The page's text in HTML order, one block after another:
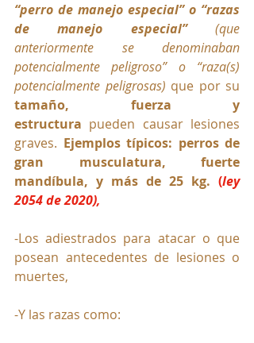
“perro de manejo especial” o “razas
de manejo especial” (que
anteriormente se denominaban
potencialmente peligroso” o “raza(s)
potencialmente peligrosas)
tamaño, fuerza y
estructura pueden causar lesiones
graves. Ejemplos típicos: perros de
gran musculatura, fuerte
mandíbula, y más de 25 kg. (ley
2054 de 2020),
-Los adiestrados para atacar o que
posean antecedentes de lesiones o
muertes,
-Y las razas como: